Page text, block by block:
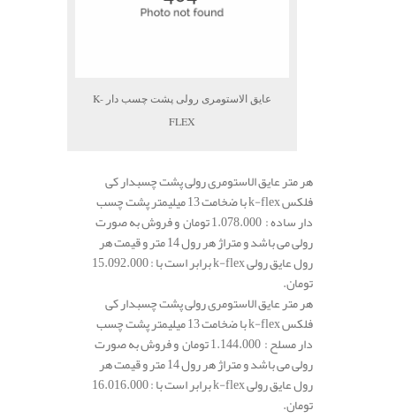
عایق الاستومری رولی پشت چسب دار K-
FLEX
هر متر عایق الاستومری رولی پشت چسبدار کی
فلکس k-flex با ضخامت 13 میلیمتر پشت چسب
دار ساده : 1.078.000 تومان و فروش به صورت
رولی می باشد و متراژ هر رول 14 متر و قیمت هر
رول عایق رولی k-flex برابر است با : 15.092.000
تومان.
هر متر عایق الاستومری رولی پشت چسبدار کی
فلکس k-flex با ضخامت 13 میلیمتر پشت چسب
دار مسلح : 1.144.000 تومان و فروش به صورت
رولی می باشد و متراژ هر رول 14 متر و قیمت هر
رول عایق رولی k-flex برابر است با : 16.016.000
تومان.